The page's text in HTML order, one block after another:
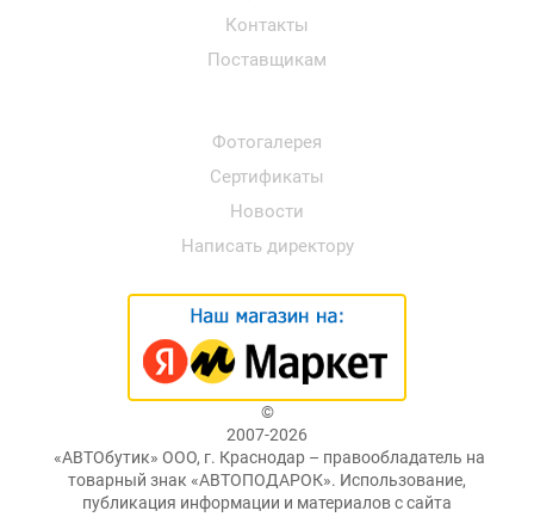
Контакты
Поставщикам
Фотогалерея
Сертификаты
Новости
Написать директору
©
2007-2026
«АВТОбутик» ООО, г. Краснодар – правообладатель на
товарный знак «АВТОПОДАРОК». Использование,
публикация информации и материалов с сайта